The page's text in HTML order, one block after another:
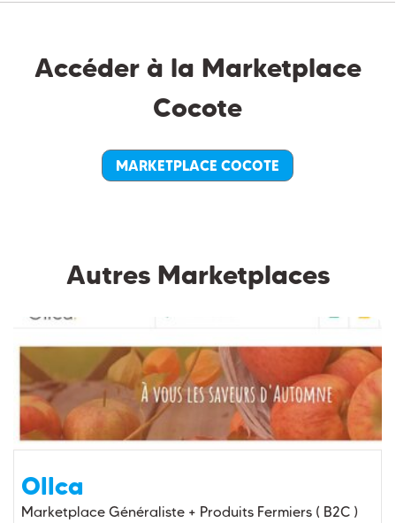
Accéder à la Marketplace
Cocote
MARKETPLACE COCOTE
Autres Marketplaces
Ollca
Marketplace Généraliste + Produits Fermiers ( B2C )